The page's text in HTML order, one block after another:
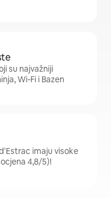
su najvažniji
Wi-Fi i Bazen
imaju visoke
4,8/5)!